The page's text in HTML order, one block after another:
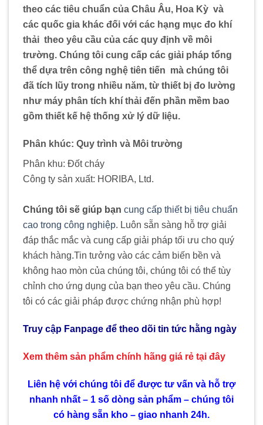
theo các tiêu chuẩn của Châu Âu, Hoa Kỳ và
các quốc gia khác đối với các hạng mục đo khí
thải theo yêu cầu của các quy định về môi
trường. Chúng tôi cung cấp các giải pháp tổng
thể dựa trên công nghệ tiên tiến mà chúng tôi
đã tích lũy trong nhiều năm, từ thiết bị đo lường
như máy phân tích khí thải đến phần mềm bao
gồm thiết kế hệ thống xử lý dữ liệu.
Phân khúc: Quy trình và Môi trường
Phân khu: Đốt cháy
Công ty sản xuất: HORIBA, Ltd.
Chúng tôi sẽ giúp bạn cung cấp thiết bị tiêu chuẩn
cao trong công nghiệp. Luôn sẵn sàng hỗ trợ giải
đáp thắc mắc và cung cấp giải pháp tối ưu cho quý
khách hàng.Tin tưởng vào các cảm biến bền và
không hao mòn của chúng tôi, chúng tôi có thể tùy
chỉnh cho ứng dụng của bạn theo yêu cầu. Chúng
tôi có các giải pháp được chứng nhận phù hợp!
Truy cập Fanpage để theo dõi tin tức hằng ngày
Xem thêm sản phẩm chính hãng giá rẻ tại đây
Liên hệ với chúng tôi để được tư vấn và hỗ trợ
nhanh nhất – 1 số dòng sản phẩm – chúng tôi
có hàng sẵn kho – giao nhanh 24h.